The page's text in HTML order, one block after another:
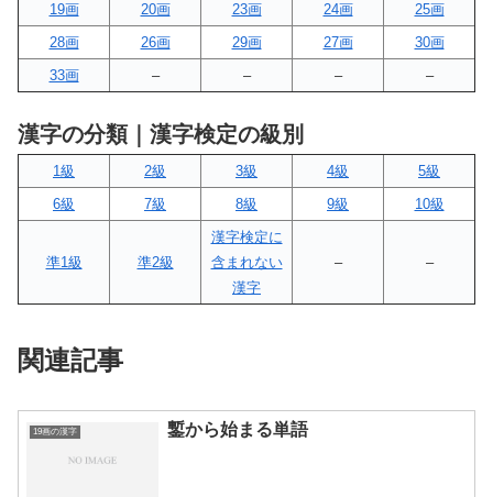
19画
20画 23画 24画
25画
28画
26画 29画 27画
30画
33画
– – – –
漢字の分類｜漢字検定の級別
1級 2級 3級 4級
5級
6級
7級 8級 9級 10級
準1級 準2級
漢字検定に
含まれない
漢字
– –
関連記事
19画の漢字 鏨から始まる単語